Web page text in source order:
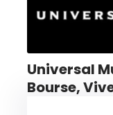
Universal
Bourse,